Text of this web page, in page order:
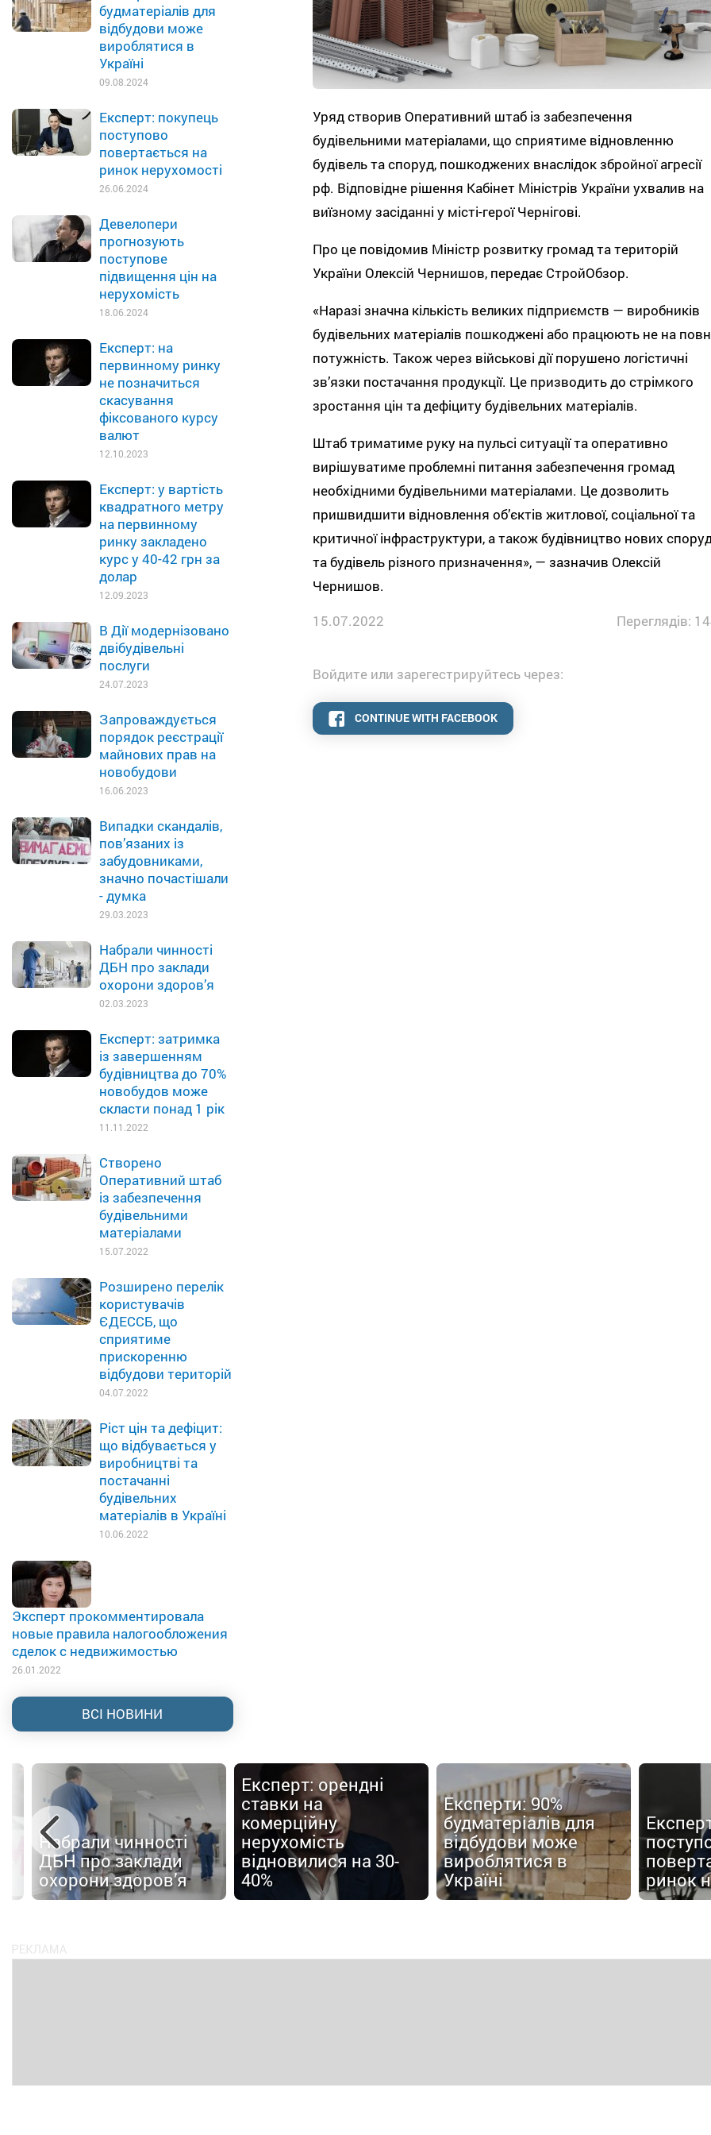
будматеріалів для
відбудови може
вироблятися в
Україні
09.08.2024
Експерт: покупець
поступово
повертається на
ринок нерухомості
26.06.2024
Девелопери
прогнозують
поступове
підвищення цін на
нерухомість
18.06.2024
Експерт: на
первинному ринку
не позначиться
скасування
фіксованого курсу
валют
12.10.2023
Експерт: у вартість
квадратного метру
на первинному
ринку закладено
курс у 40-42 грн за
долар
12.09.2023
В Дії модернізовано
двібудівельні
послуги
24.07.2023
Запроваждується
порядок реєстрації
майнових прав на
новобудови
16.06.2023
Випадки скандалів,
пов’язаних із
забудовниками,
значно почастішали
- думка
29.03.2023
Набрали чинності
ДБН про заклади
охорони здоров’я
02.03.2023
Експерт: затримка
із завершенням
будівництва до 70%
новобудов може
скласти понад 1 рік
11.11.2022
Створено
Оперативний штаб
із забезпечення
будівельними
матеріалами
15.07.2022
Розширено перелік
користувачів
ЄДЕССБ, що
сприятиме
прискоренню
відбудови територій
04.07.2022
Ріст цін та дефіцит:
що відбувається у
виробництві та
постачанні
будівельних
матеріалів в Україні
10.06.2022
Эксперт прокомментировала
новые правила налогообложения
сделок с недвижимостью
26.01.2022
ВСІ НОВИНИ
Уряд створив Оперативний штаб із забезпечення
будівельними матеріалами, що сприятиме відновленню
будівель та споруд, пошкоджених внаслідок збройної агресії
рф. Відповідне рішення Кабінет Міністрів України ухвалив на
виїзному засіданні у місті-герої Чернігові.
Про це повідомив Міністр розвитку громад та територій
України Олексій Чернишов, передає СтройОбзор.
«Наразі значна кількість великих підприємств — виробників
будівельних матеріалів пошкоджені або працюють не на
потужність. Також через військові дії порушено логістичні
зв’язки постачання продукції. Це призводить до стрімкого
зростання цін та дефіциту будівельних матеріалів.
Штаб триматиме руку на пульсі ситуації та оперативно
вирішуватиме проблемні питання забезпечення громад
необхідними будівельними матеріалами. Це дозволить
пришвидшити відновлення об’єктів житлової, соціальної та
критичної інфраструктури, а також будівництво нових
та будівель різного призначення», — зазначив Олексій
Чернишов.
15.07.2022
Переглядів:
Войдите или зарегестрируйтесь через:
CONTINUE WITH FACEBOOK
Набрали чинності
ДБН про заклади
охорони здоров’я
Експерт: орендні
ставки на
комерційну
нерухомість
відновилися на 30-
40%
Експерти: 90%
будматеріалів для
відбудови може
вироблятися в
Україні
ринок